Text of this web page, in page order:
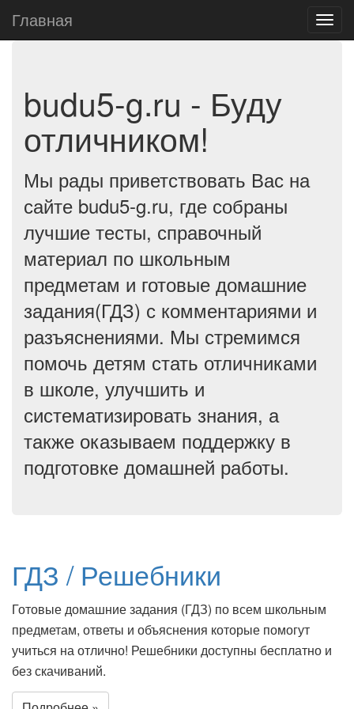
Главная
budu5-g.ru - Буду
отличником!
Мы рады приветствовать Вас на
сайте budu5-g.ru, где собраны
лучшие тесты, справочный
материал по школьным
предметам и готовые домашние
задания(ГДЗ) с комментариями и
разъяснениями. Мы стремимся
помочь детям стать отличниками
в школе, улучшить и
систематизировать знания, а
также оказываем поддержку в
подготовке домашней работы.
ГДЗ / Решебники
Готовые домашние задания (ГДЗ) по всем школьным
предметам, ответы и объяснения которые помогут
учиться на отлично! Решебники доступны бесплатно и
без скачиваний.